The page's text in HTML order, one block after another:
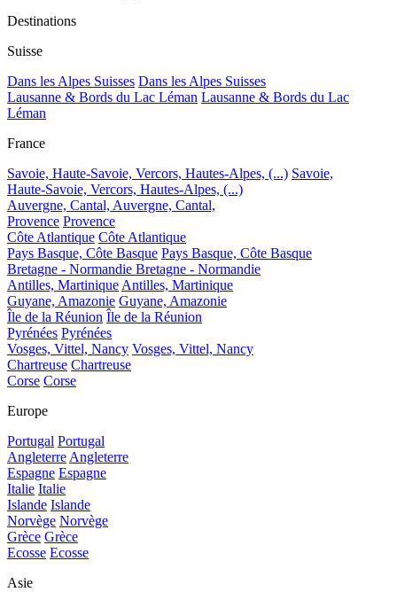
Destinations
Suisse
Dans les Alpes Suisses Dans les Alpes Suisses
Lausanne & Bords du Lac Léman Lausanne & Bords du Lac
Léman
France
Savoie, Haute-Savoie, Vercors, Hautes-Alpes, (...) Savoie,
Haute-Savoie, Vercors, Hautes-Alpes, (...)
Auvergne, Cantal, Auvergne, Cantal,
Provence Provence
Côte Atlantique Côte Atlantique
Pays Basque, Côte Basque Pays Basque, Côte Basque
Bretagne - Normandie Bretagne - Normandie
Antilles, MartiniqueAntilles, Martinique
Guyane, Amazonie Guyane, Amazonie
Île de la Réunion Île de la Réunion
Pyrénées Pyrénées
Vosges, Vittel, Nancy Vosges, Vittel, Nancy
Chartreuse Chartreuse
Corse Corse
Europe
Portugal Portugal
AngleterreAngleterre
Espagne Espagne
Italie Italie
Islande Islande
Norvège Norvège
Grèce Grèce
Ecosse Ecosse
Asie